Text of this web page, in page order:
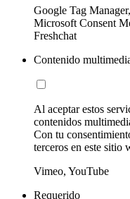
Google Tag
Microsoft Consent
Freshchat
Contenido
Al aceptar estos
contenidos
Con tu
terceros en este sitio
Vimeo, YouTube
Requerido